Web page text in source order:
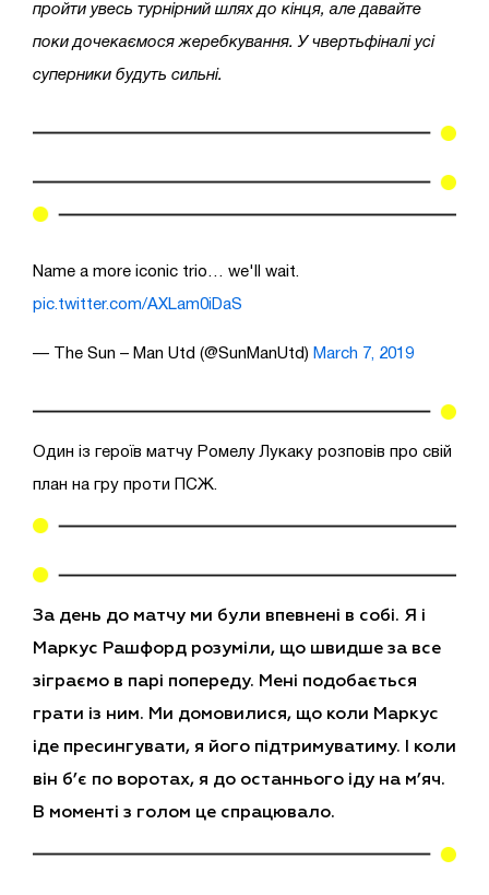
пройти увесь турнірний шлях до кінця, але давайте
поки дочекаємося жеребкування. У чвертьфіналі усі
суперники будуть сильні.
Name a more iconic trio… we'll wait.
pic.twitter.com/AXLam0iDaS
— The Sun – Man Utd (@SunManUtd) March 7, 2019
Один із героїв матчу Ромелу Лукаку розповів про свій
план на гру проти ПСЖ.
За день до матчу ми були впевнені в собі. Я і
Маркус Рашфорд розуміли, що швидше за все
зіграємо в парі попереду. Мені подобається
грати із ним. Ми домовилися, що коли Маркус
іде пресингувати, я його підтримуватиму. І коли
він б’є по воротах, я до останнього іду на м’яч.
В моменті з голом це спрацювало.